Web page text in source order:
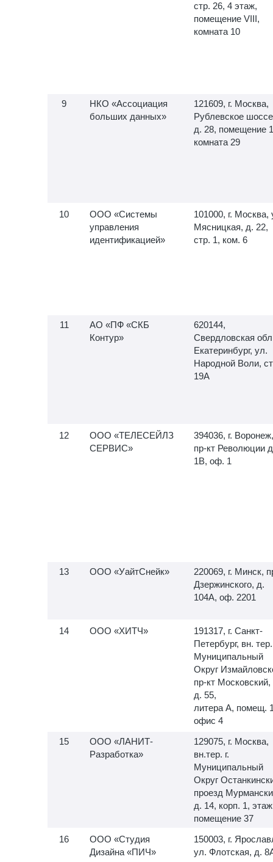
стр. 26, 4 этаж,
помещение VIII,
комната 10
НКО «Ассоциация
больших данных»
121609, г. Москва,
Рублевское
д. 28, помещение
комната 29
ООО «Системы
управления
идентификацией»
101000, г. Москва,
Мясницкая, д. 22,
стр. 1, ком. 6
АО «ПФ «СКБ
Контур»
620144,
Свердловская
Екатеринбург, ул.
Народной Воли,
19А
ООО «ТЕЛЕСЕЙЛЗ
СЕРВИС»
394036, г. Воронеж,
пр-кт Революции
1В, оф. 1
ООО «УайтСнейк»
220069, г. Минск,
Дзержинского, д.
104А, оф. 2201
ООО «ХИТЧ»
191317, г. Санкт-
Петербург, вн. тер.
Муниципальный
Округ
пр-кт Московский,
д. 55,
литера А, помещ.
офис 4
ООО «ЛАНИТ-
Разработка»
129075, г. Москва,
вн.тер. г.
Муниципальный
Округ
проезд
д. 14, корп. 1,
помещение 37
ООО «Студия
Дизайна «ПИЧ»
150003, г.
ул. Флотская, д.